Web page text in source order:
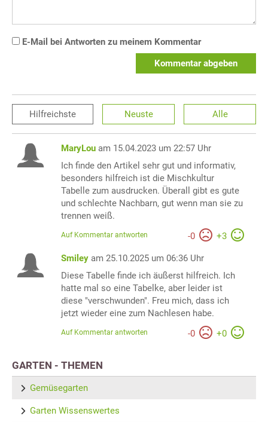
E-Mail bei Antworten zu meinem Kommentar
Kommentar abgeben
Hilfreichste Neuste Alle
MaryLou am 15.04.2023 um 22:57 Uhr
Ich finde den Artikel sehr gut und informativ,
besonders hilfreich ist die Mischkultur
Tabelle zum ausdrucken. Überall gibt es gute
und schlechte Nachbarn, gut wenn man sie zu
trennen weiß.
-0 +3
Auf Kommentar antworten
Smiley am 25.10.2025 um 06:36 Uhr
Diese Tabelle finde ich äußerst hilfreich. Ich
hatte mal so eine Tabelke, aber leider ist
diese "verschwunden". Freu mich, dass ich
jetzt wieder eine zum Nachlesen habe.
-0 +0
Auf Kommentar antworten
GARTEN - THEMEN
Gemüsegarten
Garten Wissenswertes